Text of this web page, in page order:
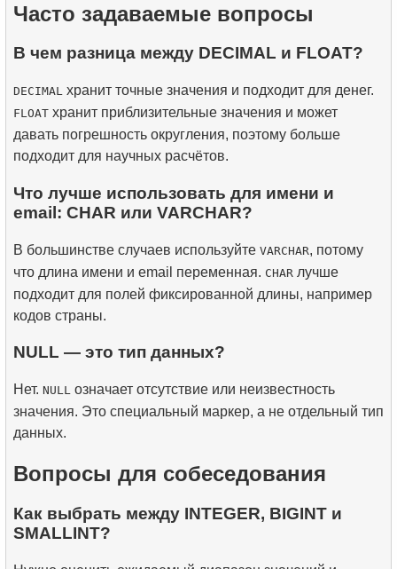
Часто задаваемые вопросы
В чем разница между DECIMAL и FLOAT?
DECIMAL хранит точные значения и подходит для денег.
FLOAT хранит приблизительные значения и может
давать погрешность округления, поэтому больше
подходит для научных расчётов.
Что лучше использовать для имени и
email: CHAR или VARCHAR?
В большинстве случаев используйте VARCHAR, потому
что длина имени и email переменная. CHAR лучше
подходит для полей фиксированной длины, например
кодов страны.
NULL — это тип данных?
Нет. NULL означает отсутствие или неизвестность
значения. Это специальный маркер, а не отдельный тип
данных.
Вопросы для собеседования
Как выбрать между INTEGER, BIGINT и
SMALLINT?